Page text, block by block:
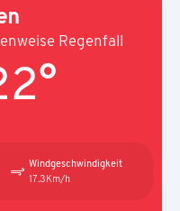
Regenfall
Windgeschwindigkeit
17.3Km/h